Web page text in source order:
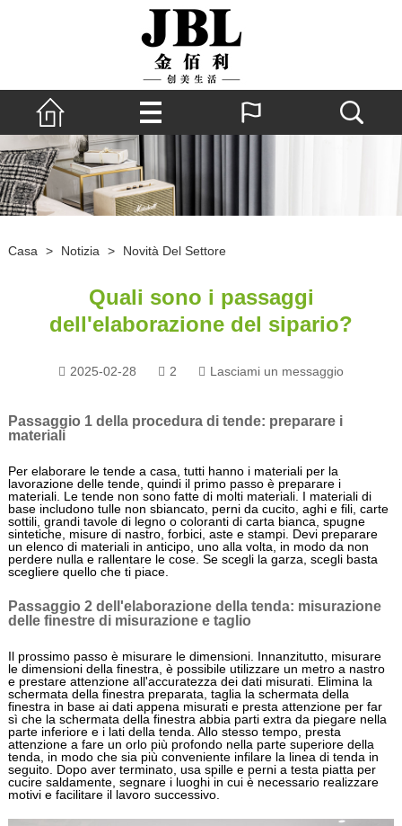
Casa > Notizia > Novità Del Settore
Quali sono i passaggi
dell'elaborazione del sipario?
2025-02-28 2 Lasciami un messaggio
Passaggio 1 della procedura di tende: preparare i
materiali
Per elaborare le tende a casa, tutti hanno i materiali per la
lavorazione delle tende, quindi il primo passo è preparare i
materiali. Le tende non sono fatte di molti materiali. I materiali di
base includono tulle non sbiancato, perni da cucito, aghi e fili, carte
sottili, grandi tavole di legno o coloranti di carta bianca, spugne
sintetiche, misure di nastro, forbici, aste e stampi. Devi preparare
un elenco di materiali in anticipo, uno alla volta, in modo da non
perdere nulla e rallentare le cose. Se scegli la garza, scegli basta
scegliere quello che ti piace.
Passaggio 2 dell'elaborazione della tenda: misurazione
delle finestre di misurazione e taglio
Il prossimo passo è misurare le dimensioni. Innanzitutto, misurare
le dimensioni della finestra, è possibile utilizzare un metro a nastro
e prestare attenzione all'accuratezza dei dati misurati. Elimina la
schermata della finestra preparata, taglia la schermata della
finestra in base ai dati appena misurati e presta attenzione per far
sì che la schermata della finestra abbia parti extra da piegare nella
parte inferiore e i lati della tenda. Allo stesso tempo, presta
attenzione a fare un orlo più profondo nella parte superiore della
tenda, in modo che sia più conveniente infilare la linea di tenda in
seguito. Dopo aver terminato, usa spille e perni a testa piatta per
cucire saldamente, segnare i luoghi in cui è necessario realizzare
motivi e facilitare il lavoro successivo.